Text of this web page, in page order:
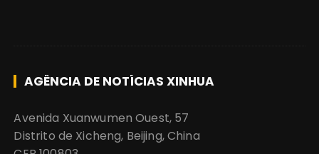
AGÊNCIA DE NOTÍCIAS XINHUA
Avenida Xuanwumen Ouest, 57
Distrito de Xicheng, Beijing, China